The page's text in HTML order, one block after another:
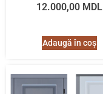
12.000,00 MDL
Adaugă în coș